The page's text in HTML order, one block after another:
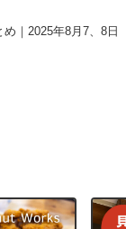
｜2025年8月7、8日